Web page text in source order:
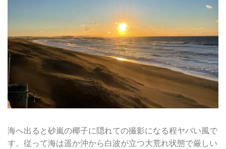
海へ出ると砂嵐の椰子に隠れての撮影になる程ヤバい風で
す。従って海は遥か沖から白波が立つ大荒れ状態で厳しい